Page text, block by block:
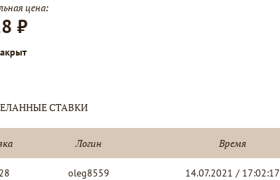
цена:
₽
СТАВКИ
Логин Время
oleg8559 14.07.2021 / 17:02:17